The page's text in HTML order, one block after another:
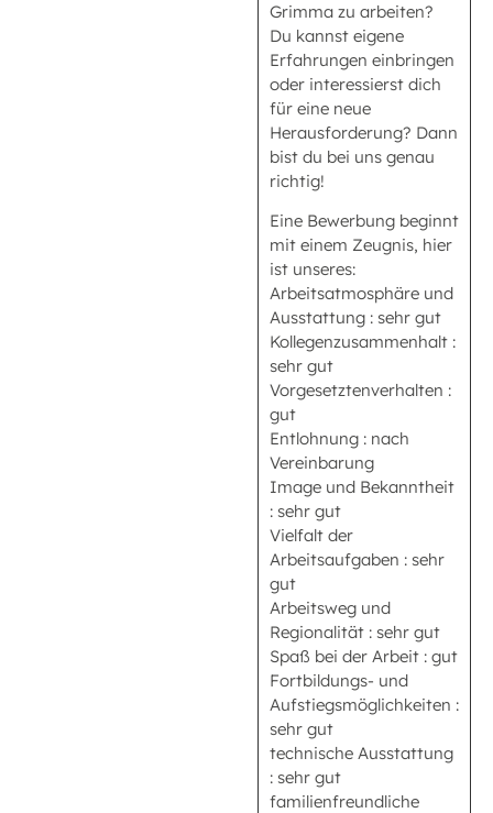
Grimma zu arbeiten?
Du kannst eigene
Erfahrungen einbringen
oder interessierst dich
für eine neue
Herausforderung? Dann
bist du bei uns genau
richtig!
Eine Bewerbung beginnt
mit einem Zeugnis, hier
ist unseres:
Arbeitsatmosphäre und
Ausstattung : sehr gut
Kollegenzusammenhalt :
sehr gut
Vorgesetztenverhalten :
gut
Entlohnung : nach
Vereinbarung
Image und Bekanntheit
: sehr gut
Vielfalt der
Arbeitsaufgaben : sehr
gut
Arbeitsweg und
Regionalität : sehr gut
Spaß bei der Arbeit : gut
Fortbildungs- und
Aufstiegsmöglichkeiten :
sehr gut
technische Ausstattung
: sehr gut
familienfreundliche